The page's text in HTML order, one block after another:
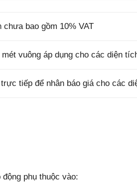
chưa bao gồm 10% VAT
mét vuông áp dụng cho các diện
tiếp để nhân báo giá cho các
động phụ thuộc vào: